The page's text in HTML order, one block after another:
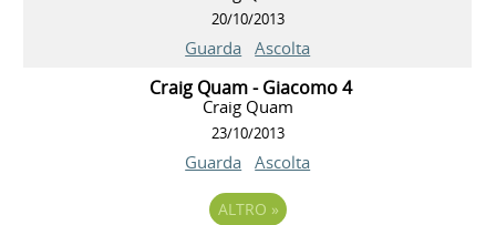
20/10/2013
Guarda Ascolta
Craig Quam - Giacomo 4
Craig Quam
23/10/2013
Guarda Ascolta
ALTRO »